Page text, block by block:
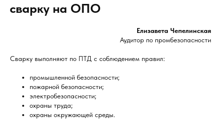
сварку на ОПО
Елизавета Чепелинская
Аудитор по промбезопасности
Сварку выполняют по ПТД с соблюдением правил:
промышленной безопасности;
пожарной безопасности;
электробезопасности;
охраны труда;
охраны окружающей среды.